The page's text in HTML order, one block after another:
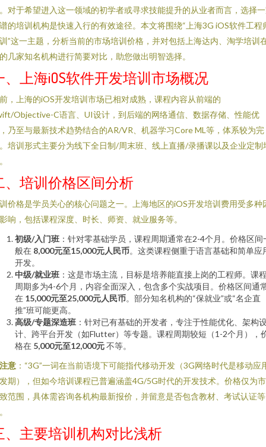
对于希望进入这一领域的初学者或寻求技能提升的从业者而言，选择
的培训机构是快速入行的有效途径。本文将围绕“上海3G iOS软件工程
”这一主题，分析当前的市场培训价格，并对包括上海达内、淘学培训
几家知名机构进行简要对比，助您做出明智选择。
、上海iOS软件开发培训市场概况
，上海的iOS开发培训市场已相对成熟，课程内容从前端的
Objective-C语言、UI设计，到后端的网络通信、数据存储、性能优
乃至与最新技术趋势结合的AR/VR、机器学习Core ML等，体系较为完
培训形式主要分为线下全日制/周末班、线上直播/录播课以及企业定制
、培训价格区间分析
价格是学员关心的核心问题之一。上海地区的iOS开发培训费用受多种
响，包括课程深度、时长、师资、就业服务等。
初级/入门班 ：针对零基础学员，课程周期通常在2-4个月。价格区间
般在 8,000元至15,000元人民币。这类课程侧重于语言基础和简单应
开发。
中级/就业班 ：这是市场主流，目标是培养能直接上岗的工程师。课
周期多为4-6个月，内容全面深入，包含多个实战项目。价格区间通
在 15,000元至25,000元人民币。部分知名机构的“保就业”或“名企直
推”班可能更高。
高级/专题深造班 ：针对已有基础的开发者，专注于性能优化、架构
计、跨平台开发（如Flutter）等专题。课程周期较短（1-2个月），
格在 5,000元至12,000元不等。
意 ：“3G”一词在当前语境下可能指代移动开发（3G网络时代是移动应
期），但如今培训课程已普遍涵盖4G/5G时代的开发技术。价格仅为
范围，具体需咨询各机构最新报价，并留意是否包含教材、考试认证
、主要培训机构对比浅析